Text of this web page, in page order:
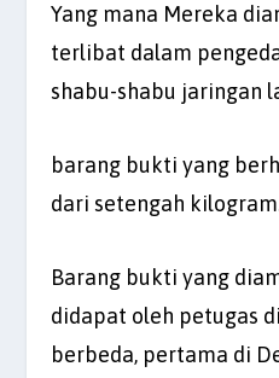
Yang mana Mereka
terlibat dalam
shabu-shabu jaringan
barang bukti yang
dari setengah
Barang bukti yang
didapat oleh petugas
berbeda, pertama di